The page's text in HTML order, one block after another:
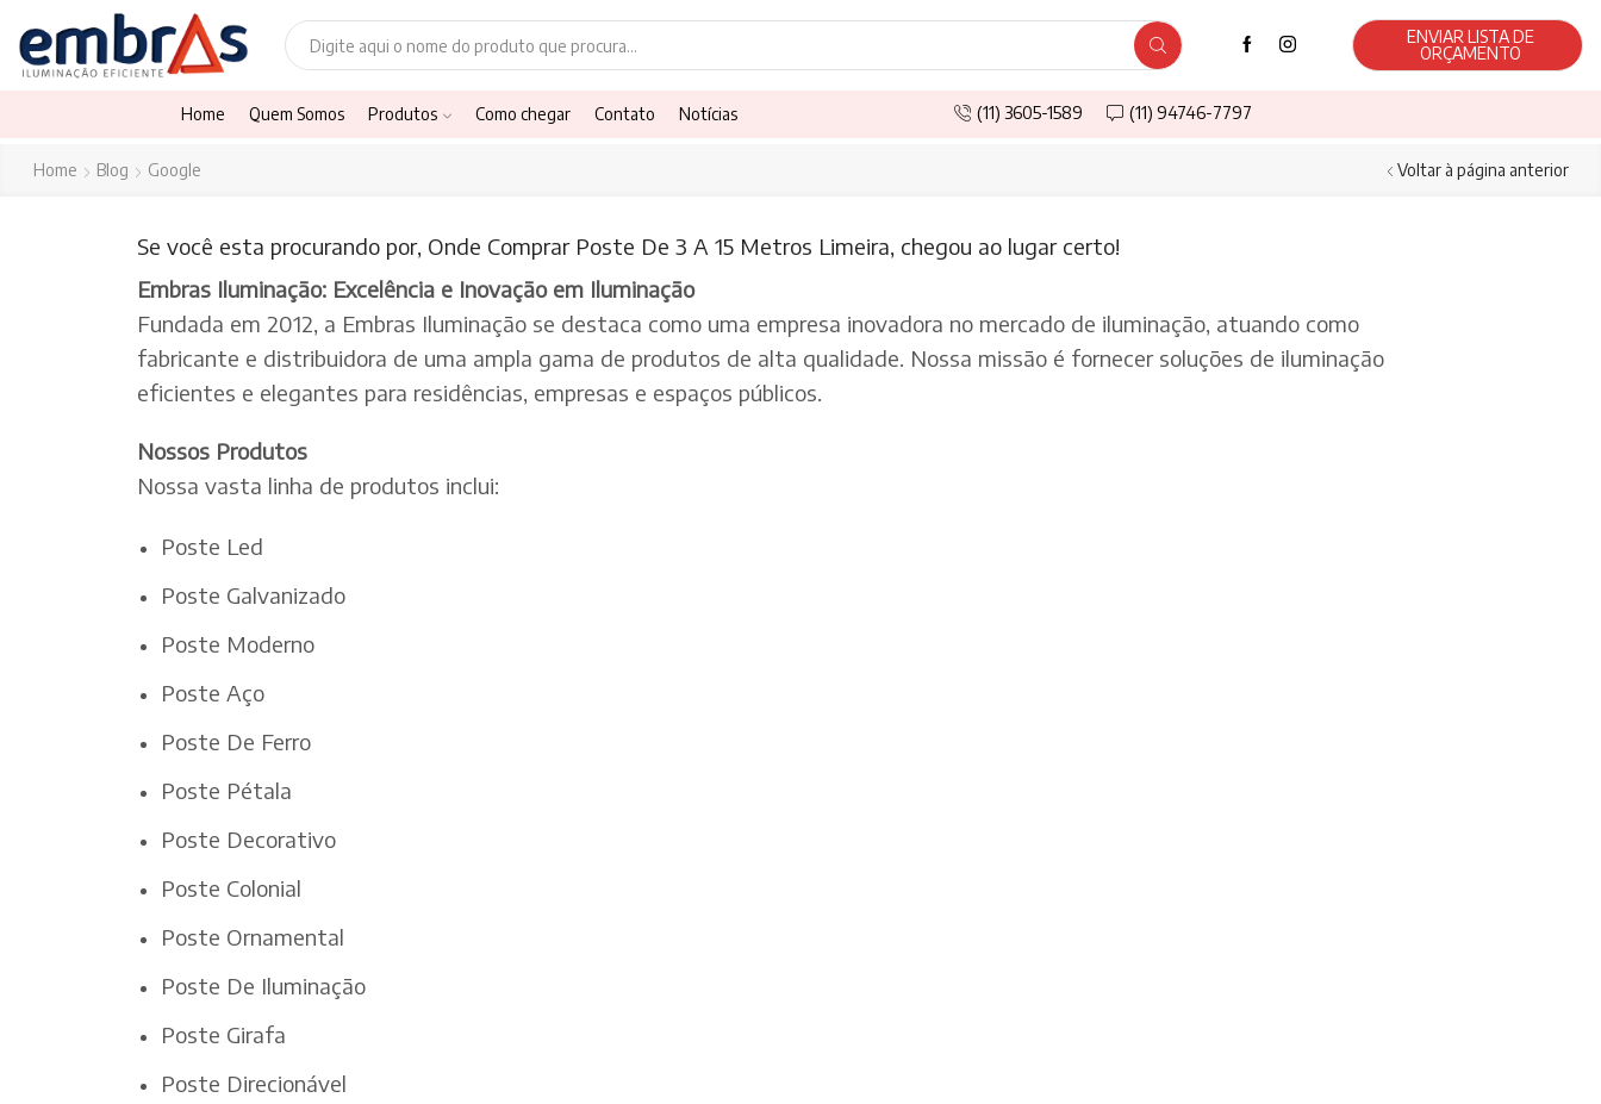
ENVIAR LISTA DE
ORÇAMENTO
Home Quem Somos Produtos Como chegar Contato Notícias (11) 3605-1589 (11) 94746-7797
Voltar à página anterior
Home Blog Google
Se você esta procurando por, Onde Comprar Poste De 3 A 15 Metros Limeira, chegou ao lugar certo!
Embras Iluminação: Excelência e Inovação em Iluminação
Fundada em 2012, a Embras Iluminação se destaca como uma empresa inovadora no mercado de iluminação, atuando como
fabricante e distribuidora de uma ampla gama de produtos de alta qualidade. Nossa missão é fornecer soluções de iluminação
eficientes e elegantes para residências, empresas e espaços públicos.
Nossos Produtos
Nossa vasta linha de produtos inclui:
Poste Led
Poste Galvanizado
Poste Moderno
Poste Aço
Poste De Ferro
Poste Pétala
Poste Decorativo
Poste Colonial
Poste Ornamental
Poste De Iluminação
Poste Girafa
Poste Direcionável